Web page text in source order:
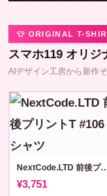
👕 ORIGINAL T-
スマホ119 オリジ
AIデザイン工房から新作
NextCode.LTD 前後プ
¥3,751